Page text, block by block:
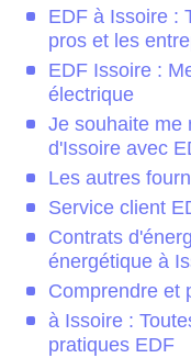
EDF à Issoire :
pros et les
EDF Issoire :
électrique
Je souhaite me
d'Issoire avec
Les autres
Service client
Contrats
énergétique à
Comprendre et
à Issoire :
pratiques EDF